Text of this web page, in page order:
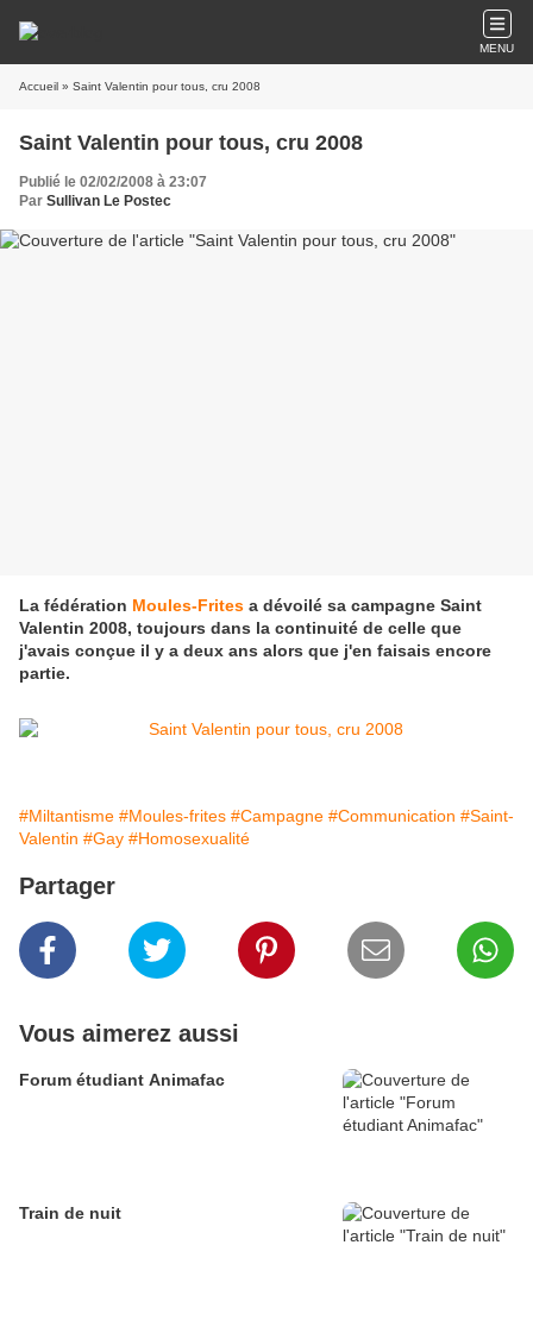
MENU
Accueil » Saint Valentin pour tous, cru 2008
Saint Valentin pour tous, cru 2008
Publié le 02/02/2008 à 23:07
Par Sullivan Le Postec
La fédération Moules-Frites a dévoilé sa campagne Saint
Valentin 2008, toujours dans la continuité de celle que
j'avais conçue il y a deux ans alors que j'en faisais encore
partie.
#Miltantisme #Moules-frites #Campagne #Communication #Saint-
Valentin #Gay #Homosexualité
Partager
Vous aimerez aussi
Forum étudiant Animafac
Train de nuit